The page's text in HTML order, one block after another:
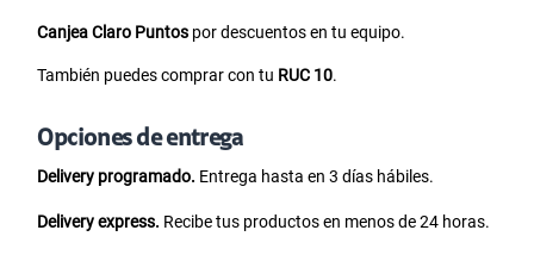
Canjea Claro Puntos por descuentos en tu equipo.
También puedes comprar con tu RUC 10.
Opciones de entrega
Delivery programado. Entrega hasta en 3 días hábiles.
Delivery express. Recibe tus productos en menos de 24 horas.